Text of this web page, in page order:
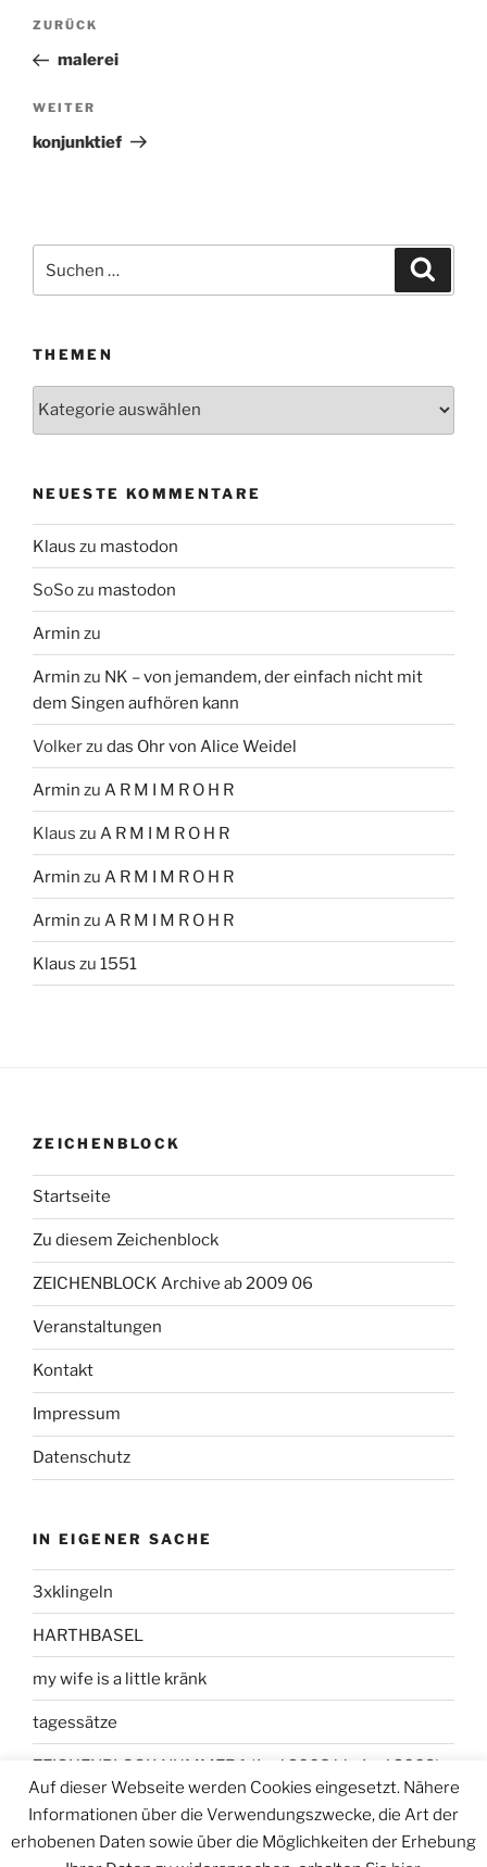
Beitragsnavigation
Vorheriger
Beitrag
ZURÜCK
malerei
Nächster
Beitrag
WEITER
konjunktief
nach:
THEMEN
Themen
NEUESTE KOMMENTARE
Klaus zu mastodon
SoSozu mastodon
Armin zu
Armin zu NK – von jemandem, der einfach nicht mit
dem Singen aufhören kann
Volkerzu das Ohr von Alice Weidel
Armin zu A R M I M R O H R
Klaus zu A R M I M R O H R
Armin zu A R M I M R O H R
Armin zu A R M I M R O H R
Klaus zu 1551
ZEICHENBLOCK
Startseite
Zu diesem Zeichenblock
ZEICHENBLOCK Archive ab 2009 06
Veranstaltungen
Kontakt
Impressum
Datenschutz
IN EIGENER SACHE
3xklingeln
HARTHBASEL
my wife is a little kränk
tagessätze
ZEICHENBLOCK NUMMER 1 (Juni 2008 bis Juni 2009)
Auf dieser Webseite werden Cookies eingesetzt. Nähere
Informationen über die Verwendungszwecke, die Art der
erhobenen Daten sowie über die Möglichkeiten der Erhebung